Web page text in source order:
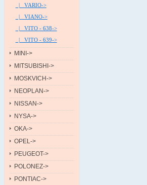
|_ VARIO->
|_ VIANO->
|_ VITO - 638->
|_ VITO - 639->
MINI->
MITSUBISHI->
MOSKVICH->
NEOPLAN->
NISSAN->
NYSA->
OKA->
OPEL->
PEUGEOT->
POLONEZ->
PONTIAC->